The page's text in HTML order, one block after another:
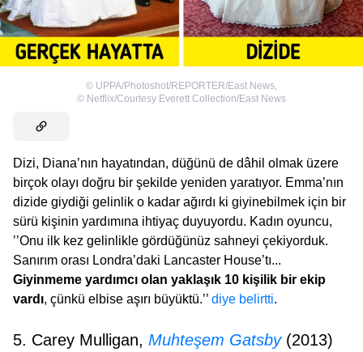
© UPPA/Photoshot/REPORTER/East News,
© Netflix/Courtesy Everett Collection/East News
Dizi, Diana’nın hayatından, düğünü de dâhil olmak üzere
birçok olayı doğru bir şekilde yeniden yaratıyor. Emma’nın
dizide giydiği gelinlik o kadar ağırdı ki giyinebilmek için bir
sürü kişinin yardımına ihtiyaç duyuyordu. Kadın oyuncu,
’’Onu ilk kez gelinlikle gördüğünüz sahneyi çekiyorduk.
Sanırım orası Londra’daki Lancaster House’tı...
Giyinmeme yardımcı olan yaklaşık 10 kişilik bir ekip
vardı, çünkü elbise aşırı büyüktü.’’ diye belirtti.
5. Carey Mulligan, Muhteşem Gatsby (2013)